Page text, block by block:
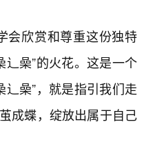
会欣赏和尊重这份独特
喿”的火花。这是一个
喿”，就是指引我们走
成蝶，绽放出属于自己